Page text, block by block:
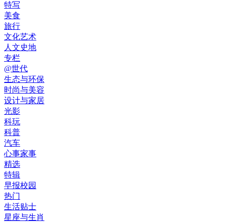
特写
美食
旅行
文化艺术
人文史地
专栏
@世代
生态与环保
时尚与美容
设计与家居
光影
科玩
科普
汽车
心事家事
精选
特辑
早报校园
热门
生活贴士
星座与生肖